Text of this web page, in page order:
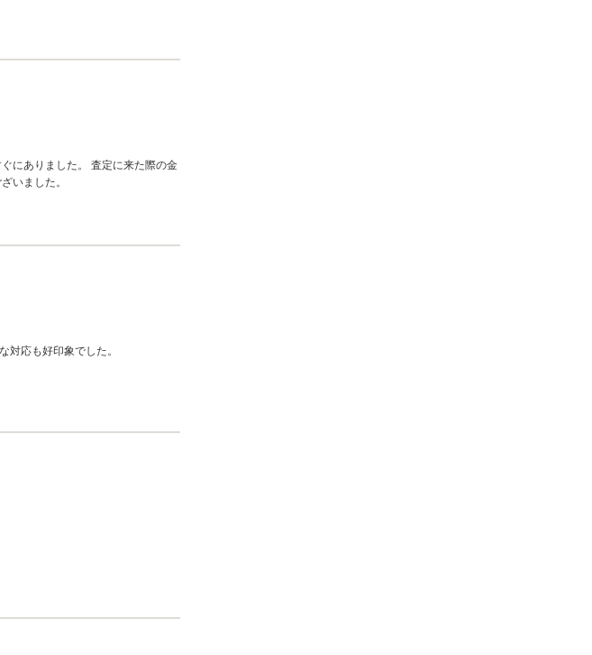
にありました。 査定に来た際の金
いました。
対応も好印象でした。